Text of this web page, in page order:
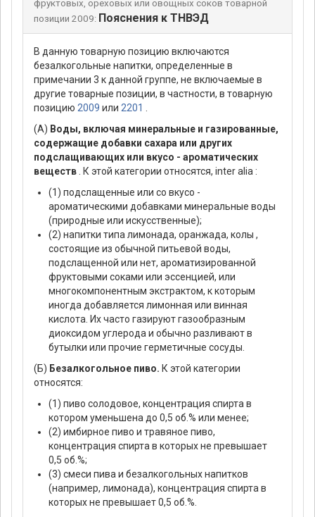
фруктовых, ореховых или овощных соков товарной
позиции 2009: Пояснения к ТНВЭД
В данную товарную позицию включаются
безалкогольные напитки, определенные в
примечании 3 к данной группе, не включаемые в
другие товарные позиции, в частности, в товарную
позицию 2009 или 2201
(А) Воды, включая минеральные и газированные,
содержащие добавки сахара или других
подслащивающих или вкусо - ароматических
веществ
. К этой категории относятся, inter alia :
(1) подслащенные или со вкусо -
ароматическими добавками минеральные воды
(природные или искусственные);
(2) напитки типа лимонада, оранжада, колы ,
состоящие из обычной питьевой воды,
подслащенной или нет, ароматизированной
фруктовыми соками или эссенцией, или
многокомпонентным экстрактом, к которым
иногда добавляется лимонная или винная
кислота. Их часто газируют газообразным
диоксидом углерода и обычно разливают в
бутылки или прочие герметичные сосуды.
(Б) Безалкогольное пиво. К этой категории
относятся:
(1) пиво солодовое, концентрация спирта в
котором уменьшена до 0,5 об.% или менее;
(2) имбирное пиво и травяное пиво,
концентрация спирта в которых не превышает
0,5 об.%;
(3) смеси пива и безалкогольных напитков
(например, лимонада), концентрация спирта в
которых не превышает 0,5 об.%.